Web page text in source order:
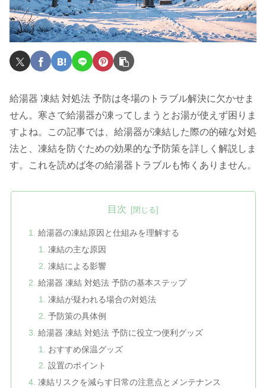
給湯器 凍結 対処法 予防は冬場のトラブル解決に欠かせま
せん。寒さで給湯器が凍ってしまうとお湯が使えず困りま
すよね。この記事では、給湯器が凍結した際の的確な対処
法と、凍結を防ぐための効果的な予防策を詳しく解説しま
す。これを読めば冬の給湯器トラブルも怖くありません。
目次
給湯器の凍結原因と仕組みを理解する
凍結の主な原因
凍結による影響
給湯器 凍結 対処法 予防の基本ステップ
凍結が疑われる場合の対処法
予防策の具体例
給湯器 凍結 対処法 予防に役立つ便利グッズ
おすすめ保温グッズ
設置のポイント
凍結リスクを減らす日常の注意点とメンテナンス